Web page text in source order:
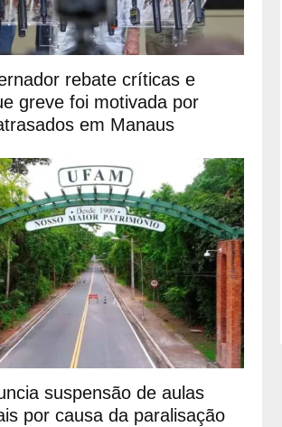
rebate críticas e
greve foi motivada por
em Manaus
suspensão de aulas
por causa da paralisação